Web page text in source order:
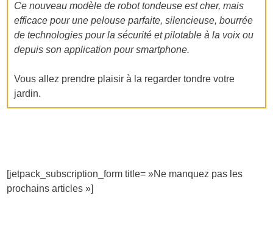
Ce nouveau modèle de robot tondeuse est cher, mais
efficace pour une pelouse parfaite, silencieuse, bourrée
de technologies pour la sécurité et pilotable à la voix ou
depuis son application pour smartphone.
Vous allez prendre plaisir à la regarder tondre votre
jardin.
[jetpack_subscription_form title= »Ne manquez pas les
prochains articles »]